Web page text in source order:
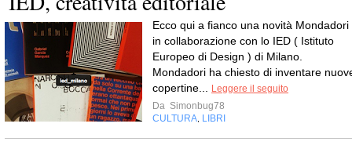
Ecco qui a fianco una novità Mondadori
in collaborazione con lo IED ( Istituto
Europeo di Design ) di Milano.
Mondadori ha chiesto di inventare
copertine...
Leggere il seguito
Da Simonbug78
CULTURA LIBRI